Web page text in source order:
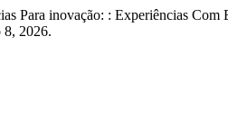
Para inovação: : Experiências Com
8, 2026.